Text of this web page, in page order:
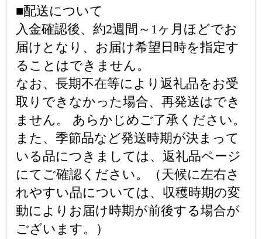
■配送について
入金確認後、約2週間～1ヶ月ほどでお
届けとなり、お届け希望日時を指定す
ることはできません。
なお、長期不在等により返礼品をお受
取りできなかった場合、再発送はでき
ません。 あらかじめご了承ください。
また、季節品など発送時期が決まって
いる品につきましては、返礼品ページ
にてご確認ください。（天候に左右さ
れやすい品については、収穫時期の変
動によりお届け時期が前後する場合が
ございます。）